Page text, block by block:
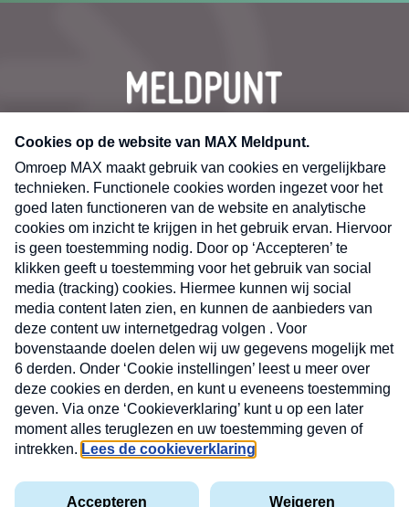
CONTACT
Volg ons op
MAX
Cookieverklaring
Kwetsbaarheid
X
Nieuwsbrief
Neem hier een gratis abonnement op de MAX
Consumenten nieuwsbrief. Elke maandag en
donderdag in uw mailbox.